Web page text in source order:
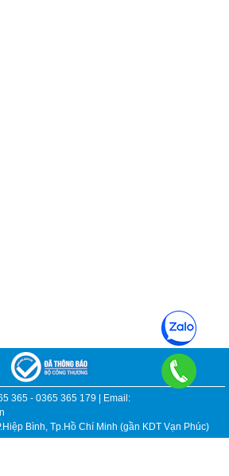
365 - 0365 365 179 | Email:
Bình, Tp.Hồ Chí Minh (gần KDT Vạn Phúc)